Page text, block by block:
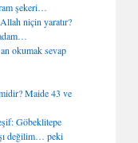
şekeri…
niçin yaratır?
okumak sevap
Maide 43 ve
Göbeklitepe
değilim… peki